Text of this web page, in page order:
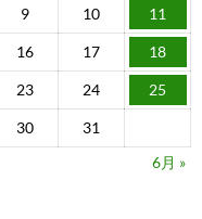
9 10 11
16 17 18
23 24 25
30
31
6月 »